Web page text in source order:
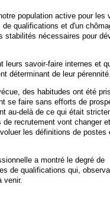
population active pour les
qualifications et d'un
stabilités nécessaires pour
leurs savoir-faire internes et
déterminant de leur pérennité.
des habitudes ont été
se faire sans efforts de
au-delà de ce qui était
recrutement vont changer et
les définitions de postes
a montré le degré de
de qualifications qui,
venir.